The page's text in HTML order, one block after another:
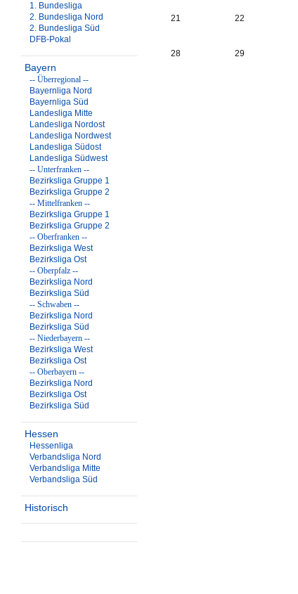
1. Bundesliga
2. Bundesliga Nord
2. Bundesliga Süd
DFB-Pokal
Bayern
-- Überregional --
Bayernliga Nord
Bayernliga Süd
Landesliga Mitte
Landesliga Nordost
Landesliga Nordwest
Landesliga Südost
Landesliga Südwest
-- Unterfranken --
Bezirksliga Gruppe 1
Bezirksliga Gruppe 2
-- Mittelfranken --
Bezirksliga Gruppe 1
Bezirksliga Gruppe 2
-- Oberfranken --
Bezirksliga West
Bezirksliga Ost
-- Oberpfalz --
Bezirksliga Nord
Bezirksliga Süd
-- Schwaben --
Bezirksliga Nord
Bezirksliga Süd
-- Niederbayern --
Bezirksliga West
Bezirksliga Ost
-- Oberbayern --
Bezirksliga Nord
Bezirksliga Ost
Bezirksliga Süd
Hessen
Hessenliga
Verbandsliga Nord
Verbandsliga Mitte
Verbandsliga Süd
Historisch
21 22
28 29